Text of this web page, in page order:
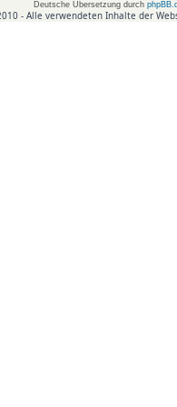
Deutsche Übersetzung durch
2010 - Alle verwendeten Inhalte der